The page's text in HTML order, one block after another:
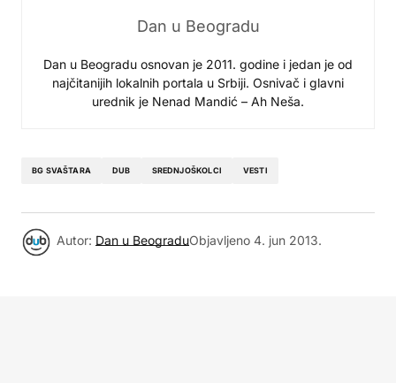
Dan u Beogradu
Dan u Beogradu osnovan je 2011. godine i jedan je od
najčitanijih lokalnih portala u Srbiji. Osnivač i glavni
urednik je Nenad Mandić – Ah Neša.
BG SVAŠTARA DUB SREDNJOŠKOLCI VESTI
Autor: Dan u BeograduObjavljeno 4. jun 2013.